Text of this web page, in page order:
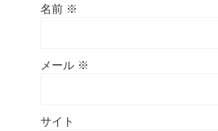
名前 ※
メール ※
サイト